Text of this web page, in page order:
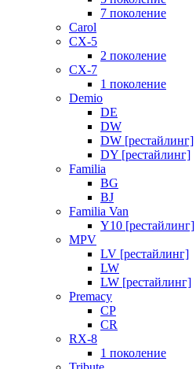
7 поколение
Carol
CX-5
2 поколение
CX-7
1 поколение
Demio
DE
DW
DW [рестайлинг]
DY [рестайлинг]
Familia
BG
BJ
Familia Van
Y10 [рестайлинг]
MPV
LV [рестайлинг]
LW
LW [рестайлинг]
Premacy
CP
CR
RX-8
1 поколение